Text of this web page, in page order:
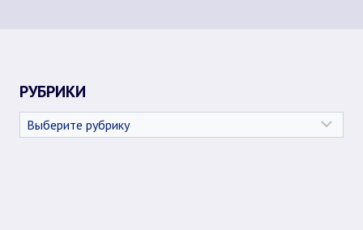
РУБРИКИ
Рубрики